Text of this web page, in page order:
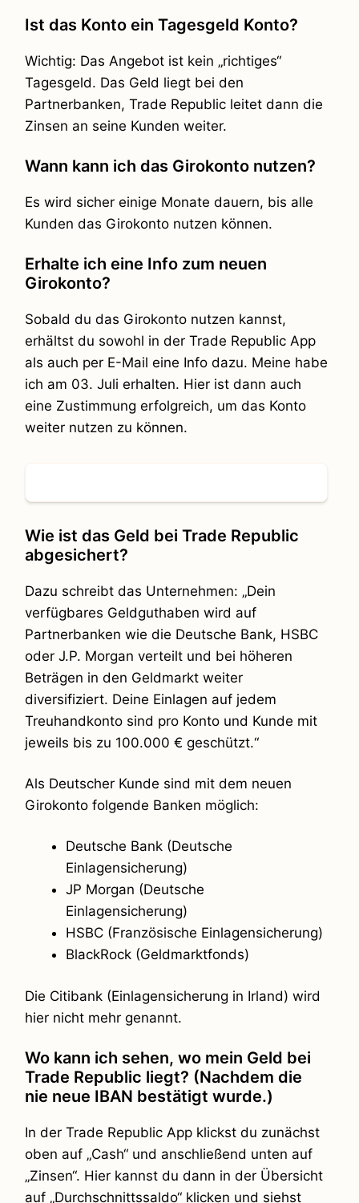
Ist das Konto ein Tagesgeld Konto?
Wichtig: Das Angebot ist kein „richtiges“
Tagesgeld. Das Geld liegt bei den
Partnerbanken, Trade Republic leitet dann die
Zinsen an seine Kunden weiter.
Wann kann ich das Girokonto nutzen?
Es wird sicher einige Monate dauern, bis alle
Kunden das Girokonto nutzen können.
Erhalte ich eine Info zum neuen
Girokonto?
Sobald du das Girokonto nutzen kannst,
erhältst du sowohl in der Trade Republic App
als auch per E-Mail eine Info dazu. Meine habe
ich am 03. Juli erhalten. Hier ist dann auch
eine Zustimmung erfolgreich, um das Konto
weiter nutzen zu können.
Wie ist das Geld bei Trade Republic
abgesichert?
Dazu schreibt das Unternehmen: „Dein
verfügbares Geldguthaben wird auf
Partnerbanken wie die Deutsche Bank, HSBC
oder J.P. Morgan verteilt und bei höheren
Beträgen in den Geldmarkt weiter
diversifiziert. Deine Einlagen auf jedem
Treuhandkonto sind pro Konto und Kunde mit
jeweils bis zu 100.000 € geschützt.“
Als Deutscher Kunde sind mit dem neuen
Girokonto folgende Banken möglich:
Deutsche Bank (Deutsche
Einlagensicherung)
JP Morgan (Deutsche
Einlagensicherung)
HSBC (Französische Einlagensicherung)
BlackRock (Geldmarktfonds)
Die Citibank (Einlagensicherung in Irland) wird
hier nicht mehr genannt.
Wo kann ich sehen, wo mein Geld bei
Trade Republic liegt? (Nachdem die
nie neue IBAN bestätigt wurde.)
In der Trade Republic App klickst du zunächst
oben auf „Cash“ und anschließend unten auf
„Zinsen“. Hier kannst du dann in der Übersicht
auf „Durchschnittssaldo“ klicken und siehst